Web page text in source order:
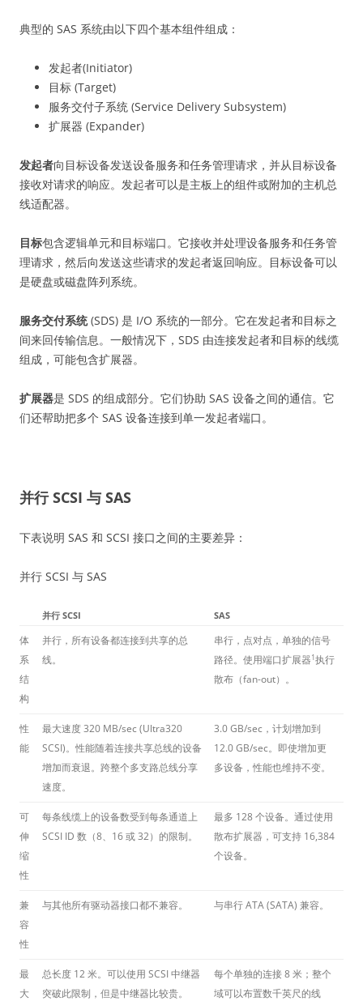
典型的 SAS 系统由以下四个基本组件组成：
发起者(Initiator)
目标 (Target)
服务交付子系统 (Service Delivery Subsystem)
扩展器 (Expander)
发起者向目标设备发送设备服务和任务管理请求，并从目标设备
接收对请求的响应。发起者可以是主板上的组件或附加的主机总
线适配器。
目标包含逻辑单元和目标端口。它接收并处理设备服务和任务管
理请求，然后向发送这些请求的发起者返回响应。目标设备可以
是硬盘或磁盘阵列系统。
服务交付系统(SDS) 是 I/O 系统的一部分。它在发起者和目标之
间来回传输信息。一般情况下，SDS 由连接发起者和目标的线缆
组成，可能包含扩展器。
扩展器是 SDS 的组成部分。它们协助 SAS 设备之间的通信。它
们还帮助把多个 SAS 设备连接到单一发起者端口。
并行 SCSI 与 SAS
下表说明 SAS 和 SCSI 接口之间的主要差异：
并行 SCSI 与 SAS
并行 SCSI SAS
体
系
结
构
并行，所有设备都连接到共享的总
线。
串行，点对点，单独的信号
路径。使用端口扩展器1执行
散布（fan-out）。
性
能
最大速度 320 MB/sec (Ultra320
SCSI)。性能随着连接共享总线的设备
增加而衰退。跨整个多支路总线分享
速度。
3.0 GB/sec，计划增加到
12.0 GB/sec。即使增加更
多设备，性能也维持不变。
可
伸
缩
性
每条线缆上的设备数受到每条通道上
SCSI ID 数（8、16 或 32）的限制。
最多 128 个设备。通过使用
散布扩展器，可支持 16,384
个设备。
兼
容
性
与其他所有驱动器接口都不兼容。 与串行 ATA (SATA) 兼容。
最
大
总长度 12 米。可以使用 SCSI 中继器
突破此限制，但是中继器比较贵。
每个单独的连接 8 米；整个
域可以布置数千英尺的线